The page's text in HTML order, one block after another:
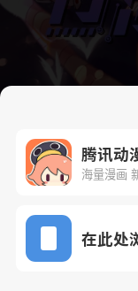
下一话
腾讯动
海量漫画
在此处